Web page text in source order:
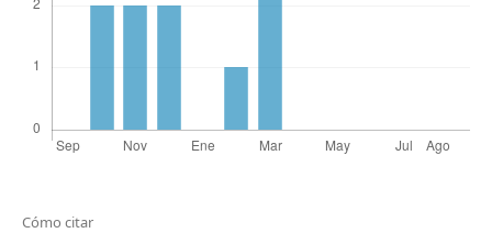
Cómo citar